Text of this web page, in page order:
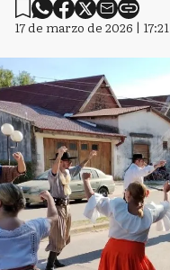
17 de marzo de 2026 | 17:21